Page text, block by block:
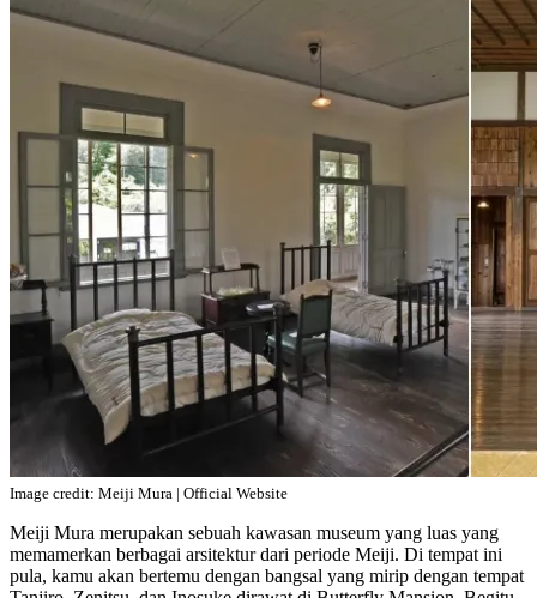
Image credit: Meiji Mura | Official Website
Meiji Mura merupakan sebuah kawasan museum yang luas yang
memamerkan berbagai arsitektur dari periode Meiji. Di tempat ini
pula, kamu akan bertemu dengan bangsal yang mirip dengan tempat